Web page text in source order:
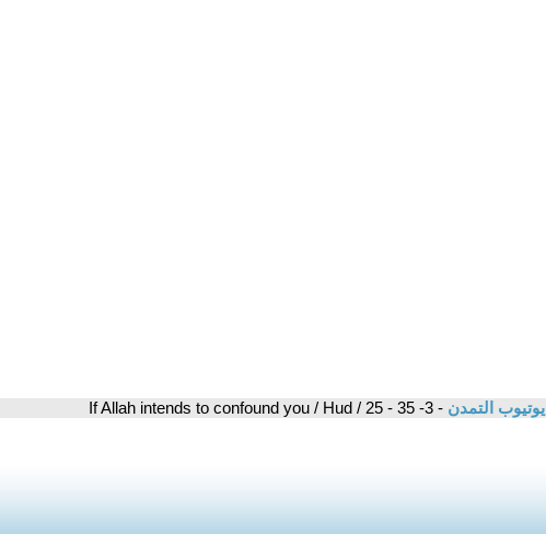
يوتيوب التمدن - 3- If Allah intends to confound you / Hud / 25 - 35